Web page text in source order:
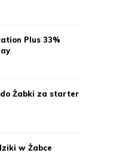
Plus 33%
do Żabki za starter
w Żabce